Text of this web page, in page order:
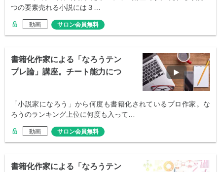
つの要素売れる小説には３…
動画 サロン会員無料
書籍化作家による「なろうテン
プレ論」講座。チート能力につ
「小説家になろう」から何度も書籍化されているプロ作家。な
ろうのランキング上位に何度も入って…
動画 サロン会員無料
書籍化作家による「なろうテン